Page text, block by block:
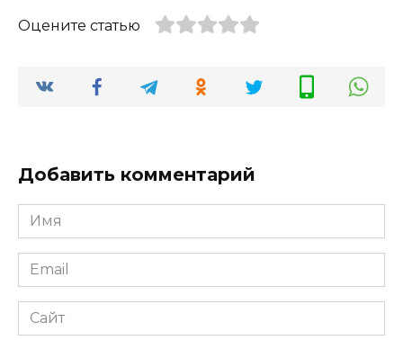
Оцените статью
Добавить комментарий
Имя
*
Email
*
Сайт